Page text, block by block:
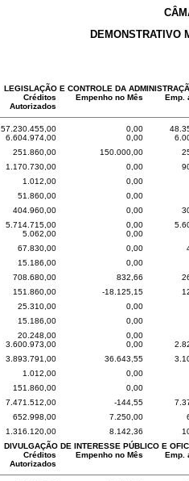
DEMONSTRATIVO
LEGISLAÇÃO E CONTROLE DA
Créditos
Autorizados
Empenho no Mês Emp.
57.230.455,00 0,00
6.604.974,00 0,00
251.860,00 150.000,00
1.170.730,00 0,00
1.012,00
0,00
51.860,00
0,00
404.960,00 0,00
5.714.715,00 0,00
5.062,00
0,00
67.830,00 0,00
15.186,00
0,00
708.680,00 832,66
151.860,00 -18.125,15
25.310,00
0,00
15.186,00
0,00
20.248,00
0,00
3.600.973,00 0,00
3.893.791,00 36.643,55
1.012,00
0,00
151.860,00
0,00
7.471.512,00 -144,55
652.998,00 7.250,00
1.316.120,00 8.142,36
DIVULGAÇÃO DE INTERESSE PÚBLICO E
Créditos
Autorizados
Empenho no Mês Emp.